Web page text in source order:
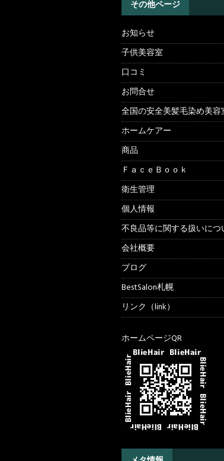
その他ページ
お知らせ
子供美容室
口コミ
お問合せ
全国の安全美髪毛染め美容
ホームケアー
商品
ＦａｃｅＢｏｏｋ
衛生管理
個人情報
不良品等に関する扱いにつ
会社概要
ブログ
BestSalon札幌
リンク（link）
ホームページQR